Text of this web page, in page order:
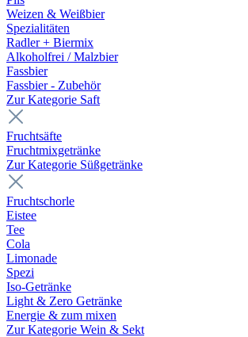
Weizen & Weißbier
Spezialitäten
Radler + Biermix
Alkoholfrei / Malzbier
Fassbier
Fassbier - Zubehör
Zur Kategorie Saft
Fruchtsäfte
Fruchtmixgetränke
Zur Kategorie Süßgetränke
Fruchtschorle
Eistee
Tee
Cola
Limonade
Spezi
Iso-Getränke
Light & Zero Getränke
Energie & zum mixen
Zur Kategorie Wein & Sekt